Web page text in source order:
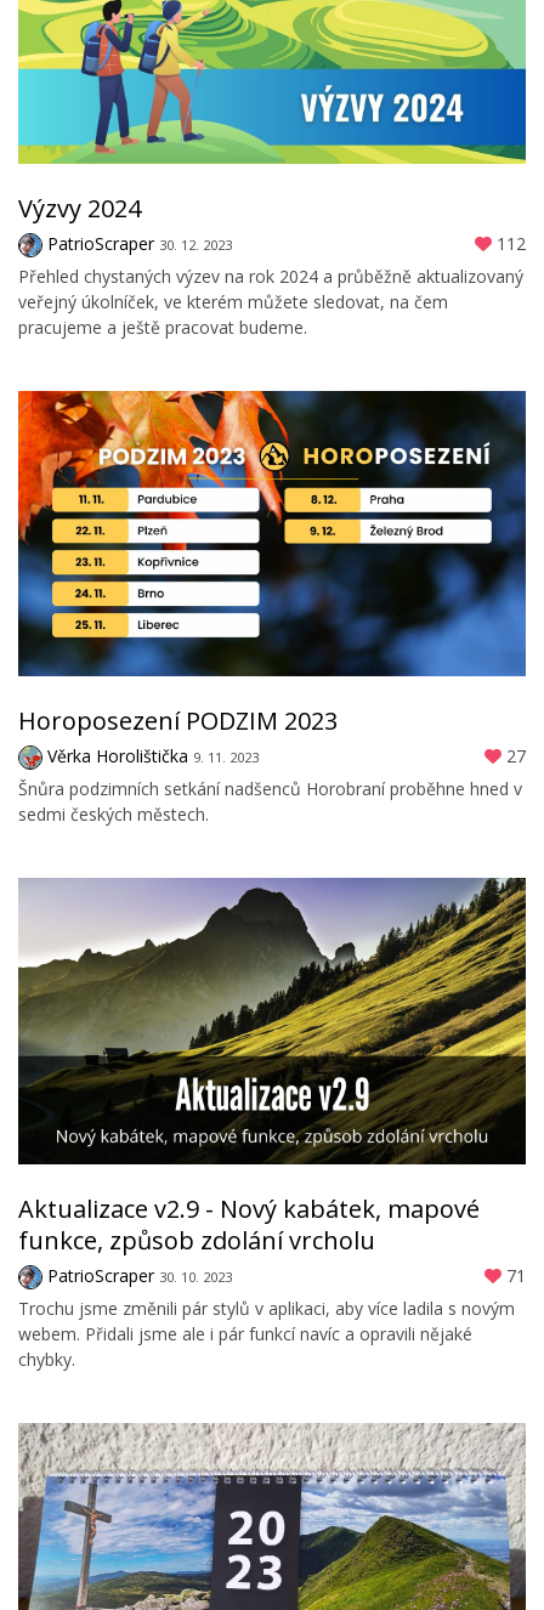
Výzvy 2024
PatrioScraper 30. 12. 2023
112
Přehled chystaných výzev na rok 2024 a průběžně aktualizovaný
veřejný úkolníček, ve kterém můžete sledovat, na čem
pracujeme a ještě pracovat budeme.
Horoposezení PODZIM 2023
Věrka Horolištička 9. 11. 2023
27
Šnůra podzimních setkání nadšenců Horobraní proběhne hned v
sedmi českých městech.
Aktualizace v2.9 - Nový kabátek, mapové
funkce, způsob zdolání vrcholu
PatrioScraper 30. 10. 2023
71
Trochu jsme změnili pár stylů v aplikaci, aby více ladila s novým
webem. Přidali jsme ale i pár funkcí navíc a opravili nějaké
chybky.